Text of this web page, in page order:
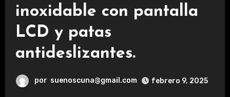
inoxidable con pantalla
LCD y patas
antideslizantes.
por suenoscuna@gmail.com febrero 9, 2025